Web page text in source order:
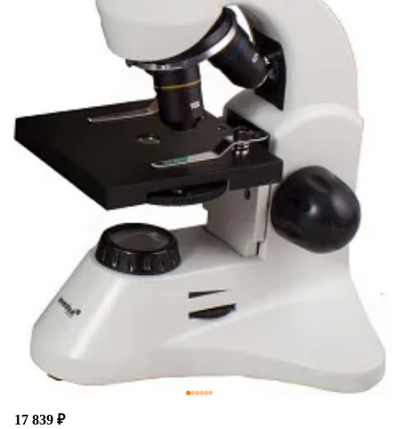
17 839 ₽